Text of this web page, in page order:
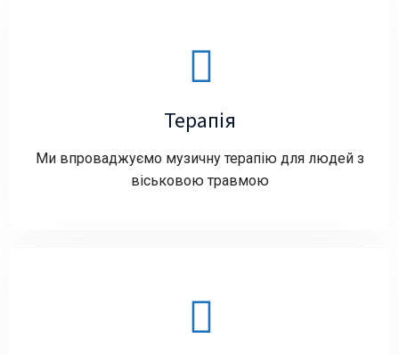
Терапія
Ми впроваджуємо музичну терапію для людей з
віськовою травмою